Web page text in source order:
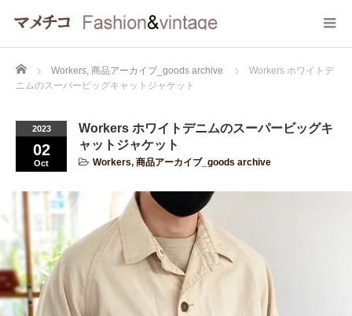
Home Workers, 商品アーカイブ_goods archive
Workers ホワイトデ
ニムのスーパービッグキャットジャケット
2023
02
Oct
Workers ホワイトデニムのスーパービッグキ
ャットジャケット
Workers, 商品アーカイブ_goods archive